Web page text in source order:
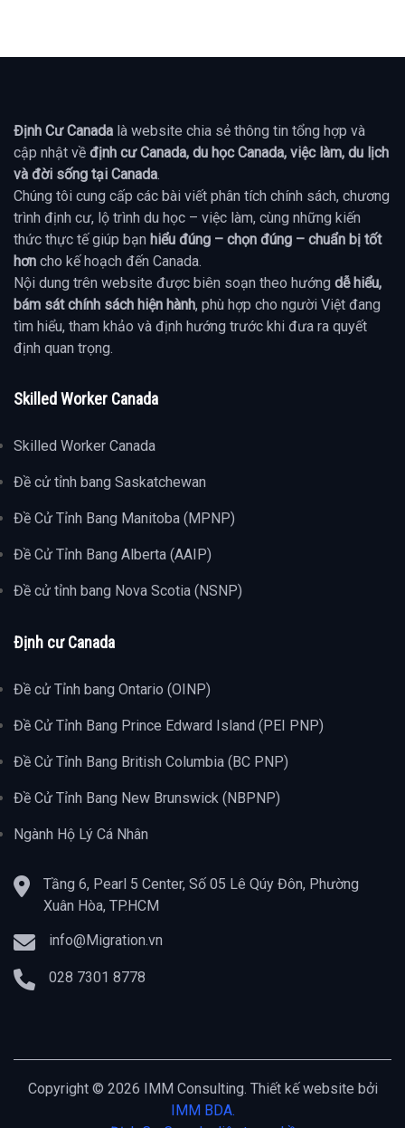
Định Cư Canada là website chia sẻ thông tin tổng hợp và
cập nhật về định cư Canada, du học Canada, việc làm, du lịch
và đời sống tại Canada.
Chúng tôi cung cấp các bài viết phân tích chính sách, chương
trình định cư, lộ trình du học – việc làm, cùng những kiến
thức thực tế giúp bạn hiểu đúng – chọn đúng – chuẩn bị tốt
hơn cho kế hoạch đến Canada.
Nội dung trên website được biên soạn theo hướng dễ hiểu,
bám sát chính sách hiện hành, phù hợp cho người Việt đang
tìm hiểu, tham khảo và định hướng trước khi đưa ra quyết
định quan trọng.
Skilled Worker Canada
Skilled Worker Canada
Đề cử tỉnh bang Saskatchewan
Đề Cử Tỉnh Bang Manitoba (MPNP)
Đề Cử Tỉnh Bang Alberta (AAIP)
Đề cử tỉnh bang Nova Scotia (NSNP)
Định cư Canada
Đề cử Tỉnh bang Ontario (OINP)
Đề Cử Tỉnh Bang Prince Edward Island (PEI PNP)
Đề Cử Tỉnh Bang British Columbia (BC PNP)
Đề Cử Tỉnh Bang New Brunswick (NBPNP)
Ngành Hộ Lý Cá Nhân
Tầng 6, Pearl 5 Center, Số 05 Lê Qúy Đôn, Phường
Xuân Hòa, TP.HCM
info@Migration.vn
028 7301 8778
Copyright © 2026 IMM Consulting. Thiết kế website bởi
IMM BDA.